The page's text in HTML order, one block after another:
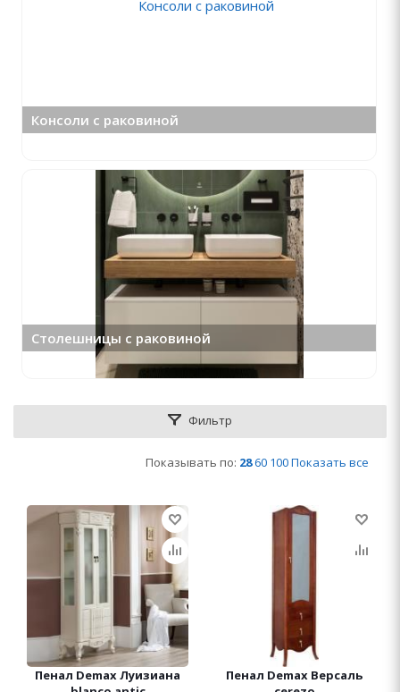
Консоли с раковиной
Столешницы с раковиной
Фильтр
Показывать по: 28 60 100Показать все
Пенал Demax Луизиана
Пенал Demax Версаль